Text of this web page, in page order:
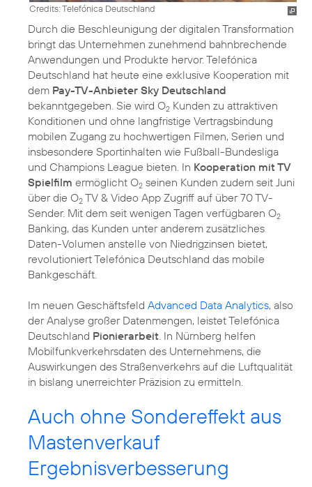
Credits: Telefónica Deutschland
Durch die Beschleunigung der digitalen Transformation
bringt das Unternehmen zunehmend bahnbrechende
Anwendungen und Produkte hervor. Telefónica
Deutschland hat heute eine exklusive Kooperation mit
dem Pay-TV-Anbieter Sky Deutschland
bekanntgegeben. Sie wird O2 Kunden zu attraktiven
Konditionen und ohne langfristige Vertragsbindung
mobilen Zugang zu hochwertigen Filmen, Serien und
insbesondere Sportinhalten wie Fußball-Bundesliga
und Champions League bieten. In Kooperation mit TV
Spielfilm ermöglicht O2 seinen Kunden zudem seit Juni
über die O2 TV & Video App Zugriff auf über 70 TV-
Sender. Mit dem seit wenigen Tagen verfügbaren O2
Banking, das Kunden unter anderem zusätzliches
Daten-Volumen anstelle von Niedrigzinsen bietet,
revolutioniert Telefónica Deutschland das mobile
Bankgeschäft.
Im neuen Geschäftsfeld Advanced Data Analytics, also
der Analyse großer Datenmengen, leistet Telefónica
Deutschland Pionierarbeit . In Nürnberg helfen
Mobilfunkverkehrsdaten des Unternehmens, die
Auswirkungen des Straßenverkehrs auf die Luftqualität
in bislang unerreichter Präzision zu ermitteln.
Auch ohne Sondereffekt aus
Mastenverkauf
Ergebnisverbesserung